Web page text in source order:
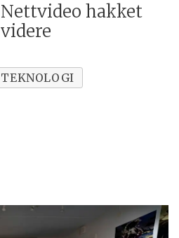
Nettvideo hakket
videre
TEKNOLOGI